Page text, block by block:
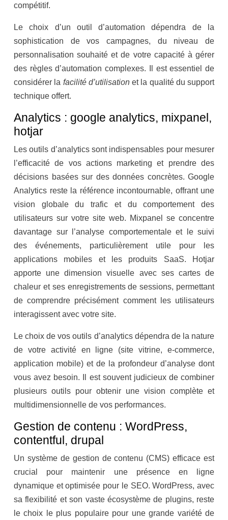
compétitif.
Le choix d’un outil d’automation dépendra de la
sophistication de vos campagnes, du niveau de
personnalisation souhaité et de votre capacité à gérer
des règles d’automation complexes. Il est essentiel de
considérer la facilité d’utilisation et la qualité du support
technique offert.
Analytics : google analytics, mixpanel,
hotjar
Les outils d’analytics sont indispensables pour mesurer
l’efficacité de vos actions marketing et prendre des
décisions basées sur des données concrètes. Google
Analytics reste la référence incontournable, offrant une
vision globale du trafic et du comportement des
utilisateurs sur votre site web. Mixpanel se concentre
davantage sur l’analyse comportementale et le suivi
des événements, particulièrement utile pour les
applications mobiles et les produits SaaS. Hotjar
apporte une dimension visuelle avec ses cartes de
chaleur et ses enregistrements de sessions, permettant
de comprendre précisément comment les utilisateurs
interagissent avec votre site.
Le choix de vos outils d’analytics dépendra de la nature
de votre activité en ligne (site vitrine, e-commerce,
application mobile) et de la profondeur d’analyse dont
vous avez besoin. Il est souvent judicieux de combiner
plusieurs outils pour obtenir une vision complète et
multidimensionnelle de vos performances.
Gestion de contenu : WordPress,
contentful, drupal
Un système de gestion de contenu (CMS) efficace est
crucial pour maintenir une présence en ligne
dynamique et optimisée pour le SEO. WordPress, avec
sa flexibilité et son vaste écosystème de plugins, reste
le choix le plus populaire pour une grande variété de